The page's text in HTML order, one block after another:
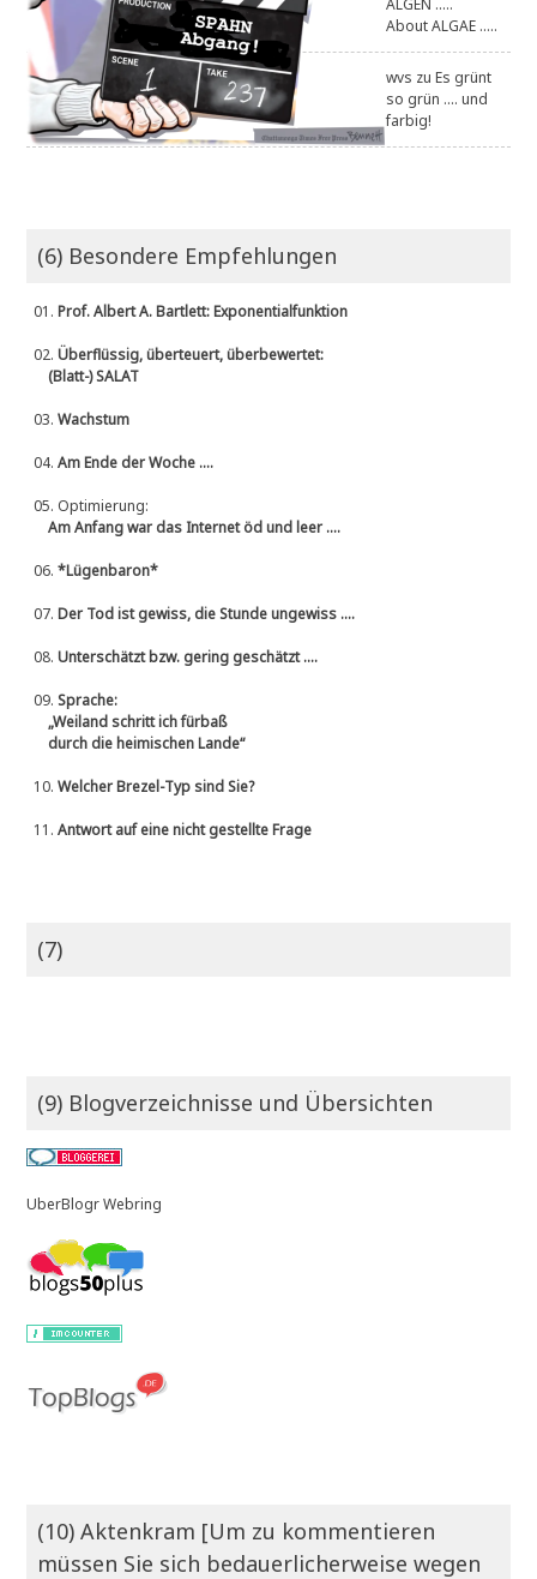
About ALGAE .....
wvs zuEs grünt
so grün .... und
farbig!
(6) Besondere Empfehlungen
01.Prof. Albert A. Bartlett: Exponentialfunktion
02.Überflüssig, überteuert, überbewertet:
(Blatt-) SALAT
03.Wachstum
04.Am Ende der Woche ....
05. Optimierung:
Am Anfang war das Internet öd und leer ....
06.*Lügenbaron*
07.Der Tod ist gewiss, die Stunde ungewiss ....
08.Unterschätzt bzw. gering geschätzt ....
09.Sprache:
„Weiland schritt ich fürbaß
durch die heimischen Lande“
10.Welcher Brezel-Typ sind Sie?
11.Antwort auf eine nicht gestellte Frage
(7)
(9) Blogverzeichnisse und Übersichten
UberBlogr Webring
(10) Aktenkram [Um zu kommentieren
müssen Sie sich bedauerlicherweise wegen